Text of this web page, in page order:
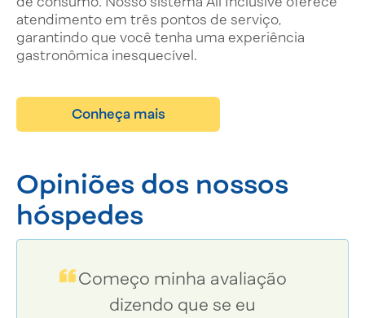
atendimento em três pontos de serviço,
garantindo que você tenha uma experiência
gastronômica inesquecível.
Conheça mais
Opiniões dos nossos
hóspedes
Começo minha avaliação
dizendo que se eu